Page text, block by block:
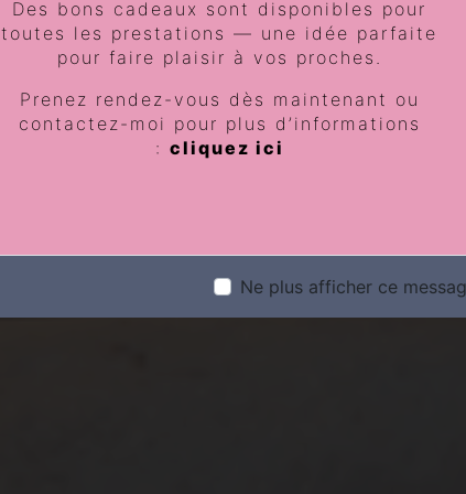
Des bons cadeaux sont disponibles pour
toutes les prestations — une idée parfaite
pour faire plaisir à vos proches.
Prenez rendez-vous dès maintenant ou
contactez-moi pour plus d’informations
: cliquez ici
Ne plus afficher ce
acupuncture